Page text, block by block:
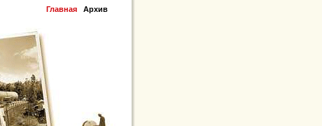
Главная Архив